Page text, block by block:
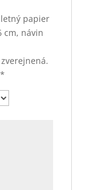
papier
cm, návin
*